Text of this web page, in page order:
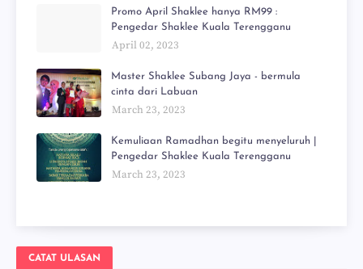
Promo April Shaklee hanya RM99 :
Pengedar Shaklee Kuala Terengganu
April 02, 2023
Master Shaklee Subang Jaya - bermula
cinta dari Labuan
March 23, 2023
Kemuliaan Ramadhan begitu menyeluruh |
Pengedar Shaklee Kuala Terengganu
March 23, 2023
CATAT ULASAN